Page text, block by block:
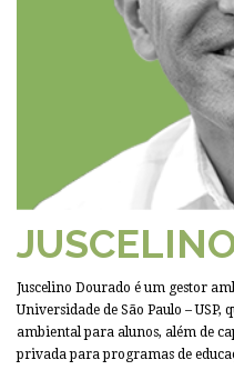
Juscelino Dourado é um gestor
Universidade de São Paulo – USP,
ambiental para alunos, além de
privada para programas de